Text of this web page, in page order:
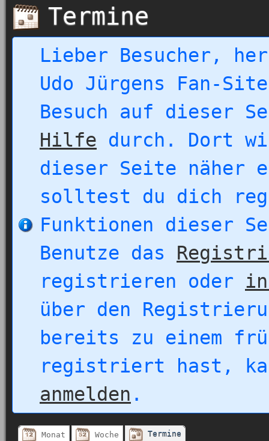
Termine
Lieber Besucher,
Udo Jürgens Fan-
Besuch auf
Hilfe durch. Dort
dieser Seite näher
solltest du dich
Funktionen dieser
Benutze das
registrieren oder
über den
bereits zu einem
registriert hast,
anmelden .
Monat Woche Termine